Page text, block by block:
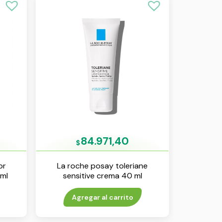
$84.971,40
La roche posay toleriane
sensitive crema 40 ml
Agregar al carrito